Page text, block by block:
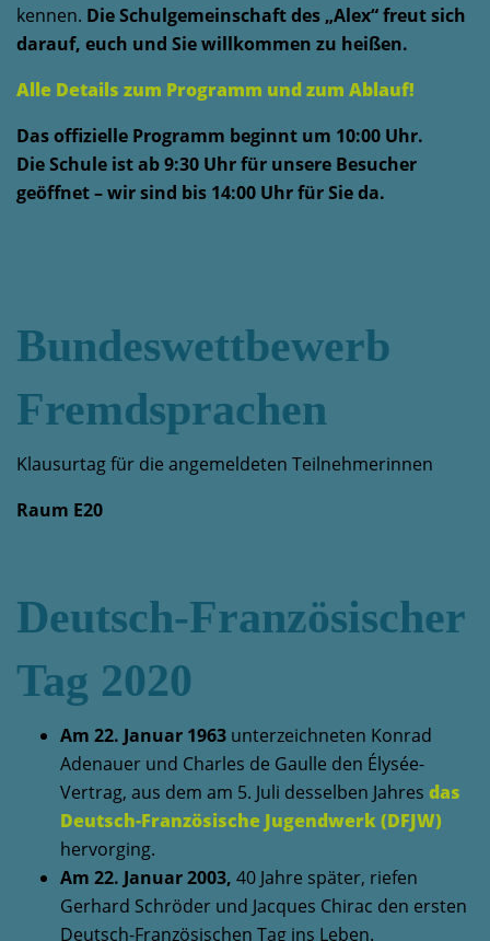
kennen. Die Schulgemeinschaft des „Alex“ freut sich
darauf, euch und Sie willkommen zu heißen.
Alle Details zum Programm und zum Ablauf!
Das offizielle Programm beginnt um 10:00 Uhr.
Die Schule ist ab 9:30 Uhr für unsere Besucher
geöffnet – wir sind bis 14:00 Uhr für Sie da.
Bundeswettbewerb
Fremdsprachen
Klausurtag für die angemeldeten Teilnehmerinnen
Raum E20
Deutsch-Französischer
Tag 2020
Am 22. Januar 1963 unterzeichneten Konrad
Adenauer und Charles de Gaulle den Élysée-
Vertrag, aus dem am 5. Juli desselben Jahres das
Deutsch-Französische Jugendwerk (DFJW)
hervorging.
Am 22. Januar 2003, 40 Jahre später, riefen
Gerhard Schröder und Jacques Chirac den ersten
Deutsch-Französischen Tag ins Leben.